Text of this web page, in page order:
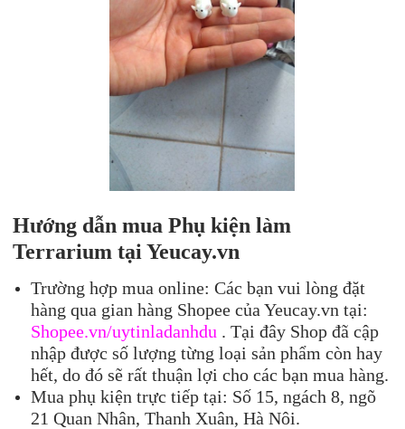
Hướng dẫn mua Phụ kiện làm
Terrarium tại Yeucay.vn
Trường hợp mua online: Các bạn vui lòng đặt
hàng qua gian hàng Shopee của Yeucay.vn tại:
Shopee.vn/uytinladanhdu . Tại đây Shop đã cập
nhập được số lượng từng loại sản phẩm còn hay
hết, do đó sẽ rất thuận lợi cho các bạn mua hàng.
Mua phụ kiện trực tiếp tại: Số 15, ngách 8, ngõ
21 Quan Nhân, Thanh Xuân, Hà Nôi.